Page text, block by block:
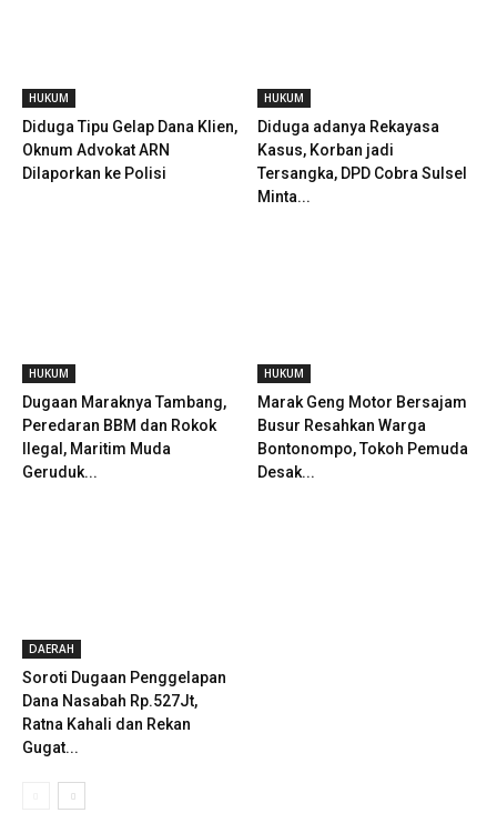
HUKUM
Diduga Tipu Gelap Dana Klien,
Oknum Advokat ARN
Dilaporkan ke Polisi
HUKUM
Diduga adanya Rekayasa
Kasus, Korban jadi
Tersangka, DPD Cobra Sulsel
Minta...
HUKUM
Dugaan Maraknya Tambang,
Peredaran BBM dan Rokok
Ilegal, Maritim Muda
Geruduk...
HUKUM
Marak Geng Motor Bersajam
Busur Resahkan Warga
Bontonompo, Tokoh Pemuda
Desak...
DAERAH
Soroti Dugaan Penggelapan
Dana Nasabah Rp.527Jt,
Ratna Kahali dan Rekan
Gugat...